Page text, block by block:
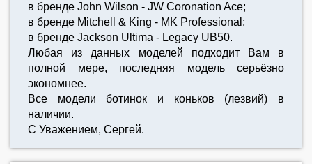
в бренде John Wilson - JW Coronation Ace;
в бренде Mitchell & King - MK Professional;
в бренде Jackson Ultima - Legacy UB50.
Любая из данных моделей подходит Вам в
полной мере, последняя модель серьёзно
экономнее.
Все модели ботинок и коньков (лезвий) в
наличии.
С Уважением, Сергей.